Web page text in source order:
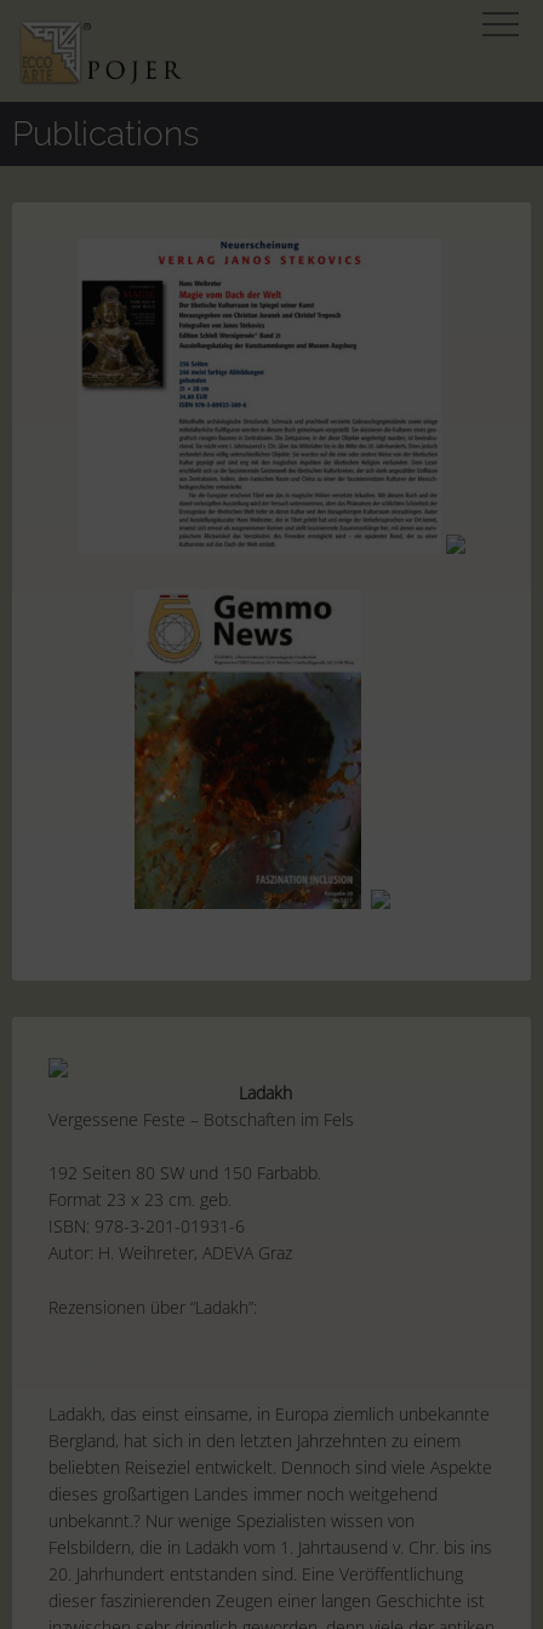
Publications
Ladakh
Vergessene Feste – Botschaften im Fels
192 Seiten 80 SW und 150 Farbabb.
Format 23 x 23 cm. geb.
ISBN: 978-3-201-01931-6
Autor: H. Weihreter, ADEVA Graz
Rezensionen über “Ladakh”:
Ladakh, das einst einsame, in Europa ziemlich unbekannte
Bergland, hat sich in den letzten Jahrzehnten zu einem
beliebten Reiseziel entwickelt. Dennoch sind viele Aspekte
dieses großartigen Landes immer noch weitgehend
unbekannt.? Nur wenige Spezialisten wissen von
Felsbildern, die in Ladakh vom 1. Jahrtausend v. Chr. bis ins
20. Jahrhundert entstanden sind. Eine Veröffentlichung
dieser faszinierenden Zeugen einer langen Geschichte ist